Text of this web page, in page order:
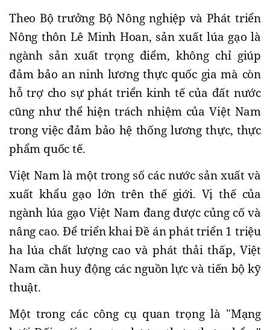
Theo Bộ trưởng Bộ Nông nghiệp và Phát triển
Nông thôn Lê Minh Hoan, sản xuất lúa gạo là
ngành sản xuất trọng điểm, không chỉ giúp
đảm bảo an ninh lương thực quốc gia mà còn
hỗ trợ cho sự phát triển kinh tế của đất nước
cũng như thể hiện trách nhiệm của Việt Nam
trong việc đảm bảo hệ thống lương thực, thực
phẩm quốc tế.
Việt Nam là một trong số các nước sản xuất và
xuất khẩu gạo lớn trên thế giới. Vị thế của
ngành lúa gạo Việt Nam đang được củng cố và
nâng cao. Để triển khai Đề án phát triển 1 triệu
ha lúa chất lượng cao và phát thải thấp, Việt
Nam cần huy động các nguồn lực và tiến bộ kỹ
thuật.
Một trong các công cụ quan trọng là "Mạng